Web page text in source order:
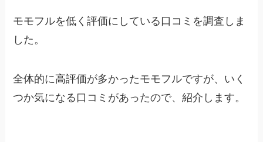
モモフルを低く評価にしている口コミを調査しま
した。
全体的に高評価が多かったモモフルですが、いく
つか気になる口コミがあったので、紹介します。